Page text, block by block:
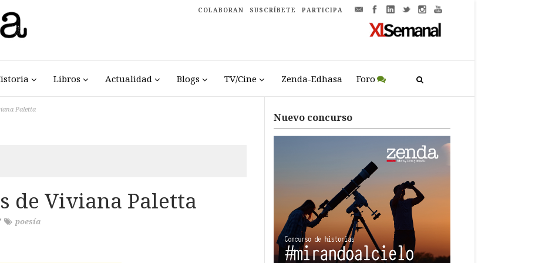
COLABORAN SUSCRÍBETE PARTICIPA
Libros Actualidad Blogs TV/Cine Zenda-Edhasa Foro
Paletta
de Viviana Paletta
poesía
Nuevo concurso